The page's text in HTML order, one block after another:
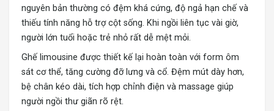
nguyên bản thường có đệm khá cứng, độ ngả hạn chế và
thiếu tính năng hỗ trợ cột sống. Khi ngồi liên tục vài giờ,
người lớn tuổi hoặc trẻ nhỏ rất dễ mệt mỏi.
Ghế limousine được thiết kế lại hoàn toàn với form ôm
sát cơ thể, tăng cường đỡ lưng và cổ. Đệm mút dày hơn,
bệ chân kéo dài, tích hợp chỉnh điện và massage giúp
người ngồi thư giãn rõ rệt.